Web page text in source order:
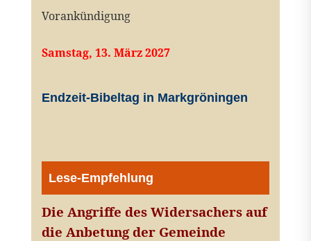
Vorankündigung
Samstag, 13. März 2027
Endzeit-Bibeltag in Markgröningen
Lese-Empfehlung
Die Angriffe des Widersachers auf
die Anbetung der Gemeinde